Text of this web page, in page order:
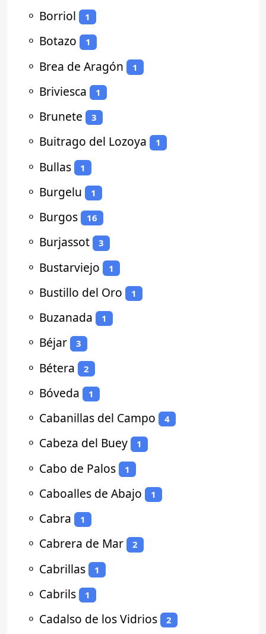
⚬ Borriol 1
⚬ Botazo 1
⚬ Brea de Aragón 1
⚬ Briviesca 1
⚬ Brunete 3
⚬ Buitrago del Lozoya 1
⚬ Bullas 1
⚬ Burgelu 1
⚬ Burgos 16
⚬ Burjassot 3
⚬ Bustarviejo 1
⚬ Bustillo del Oro 1
⚬ Buzanada 1
⚬ Béjar 3
⚬ Bétera 2
⚬ Bóveda 1
⚬ Cabanillas del Campo 4
⚬ Cabeza del Buey 1
⚬ Cabo de Palos 1
⚬ Caboalles de Abajo 1
⚬ Cabra 1
⚬ Cabrera de Mar 2
⚬ Cabrillas 1
⚬ Cabrils 1
⚬ Cadalso de los Vidrios 2